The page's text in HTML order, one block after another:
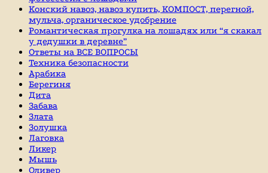
Конский навоз, навоз купить, КОМПОСТ, перегной,
мульча, органическое удобрение
Романтическая прогулка на лошадях или “я скакал
у дедушки в деревне”
Ответы на ВСЕ ВОПРОСЫ
Техника безопасности
Арабика
Берегиня
Дита
Забава
Злата
Золушка
Лаговка
Ликер
Мышь
Оливер